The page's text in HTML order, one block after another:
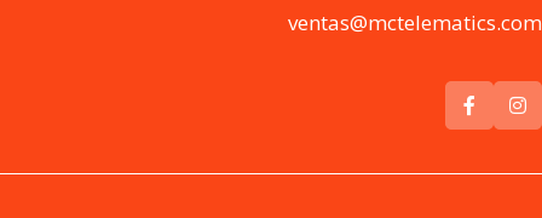
ventas@mctelematics.com